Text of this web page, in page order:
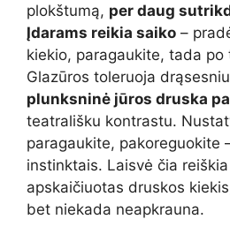
plokštumą, per daug
Įdarams reikia saiko –
kiekio, paragaukite, tada
Glazūros toleruoja
plunksninė jūros druska
teatrališku kontrastu.
paragaukite, pakoreguokite
instinktais. Laisvė čia
apskaičiuotas druskos
bet niekada neapkrauna.